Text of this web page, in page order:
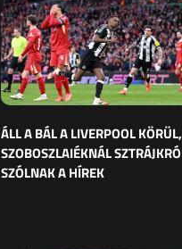
ÁLL A BÁL A LIVERPOOL KÖRÜL,
SZOBOSZLAIÉKNÁL
SZÓLNAK A HÍREK